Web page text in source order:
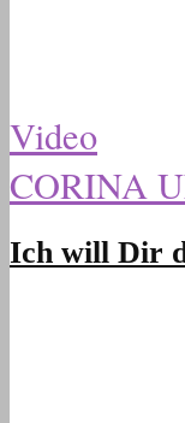
Video
CORINA
Ich will Dir